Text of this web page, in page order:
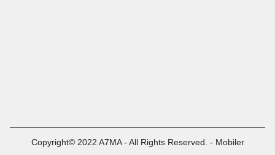
Copyright© 2022 A7MA - All Rights Reserved. - Mobiler